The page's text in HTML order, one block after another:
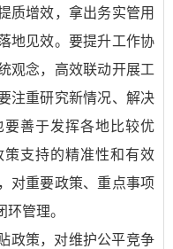
质增效，拿出务实管用
地见效。要提升工作协
观念，高效联动开展工
注重研究新情况、解决
善于发挥各地比较优
支持的精准性和有效
对重要政策、重点事项
管理。
政策，对维护公平竞争